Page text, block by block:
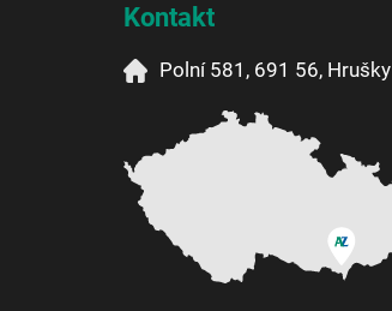
Kontakt
Polní 581, 691 56, Hrušky